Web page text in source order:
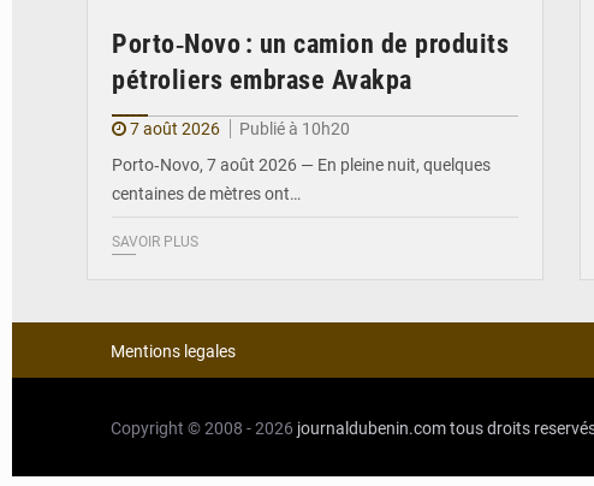
Porto‑Novo : un camion de produits
pétroliers embrase Avakpa
7 août 2026
Publié à 10h20
Porto‑Novo, 7 août 2026 — En pleine nuit, quelques
centaines de mètres ont…
SAVOIR PLUS
Mentions legales
Copyright © 2008 - 2026 journaldubenin.comtous droits